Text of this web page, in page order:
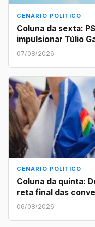
CENÁRIO POLÍTICO
Coluna da sexta:
impulsionar Túlio
07/08/2026
CENÁRIO POLÍTICO
Coluna da quinta:
reta final das
06/08/2026